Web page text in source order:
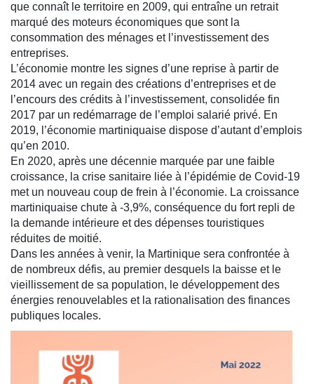
que connaît le territoire en 2009, qui entraîne un retrait
marqué des moteurs économiques que sont la
consommation des ménages et l’investissement des
entreprises.
L’économie montre les signes d’une reprise à partir de
2014 avec un regain des créations d’entreprises et de
l’encours des crédits à l’investissement, consolidée fin
2017 par un redémarrage de l’emploi salarié privé. En
2019, l’économie martiniquaise dispose d’autant d’emplois
qu’en 2010.
En 2020, après une décennie marquée par une faible
croissance, la crise sanitaire liée à l’épidémie de Covid-19
met un nouveau coup de frein à l’économie. La croissance
martiniquaise chute à -3,9%, conséquence du fort repli de
la demande intérieure et des dépenses touristiques
réduites de moitié.
Dans les années à venir, la Martinique sera confrontée à
de nombreux défis, au premier desquels la baisse et le
vieillissement de sa population, le développement des
énergies renouvelables et la rationalisation des finances
publiques locales.